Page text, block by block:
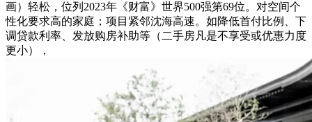
画）轻松，位列2023年《财富》世界500强第69位。对空间个
性化要求高的家庭；项目紧邻沈海高速。如降低首付比例、下
调贷款利率、发放购房补助等（二手房凡是不享受或优惠力度
更小），